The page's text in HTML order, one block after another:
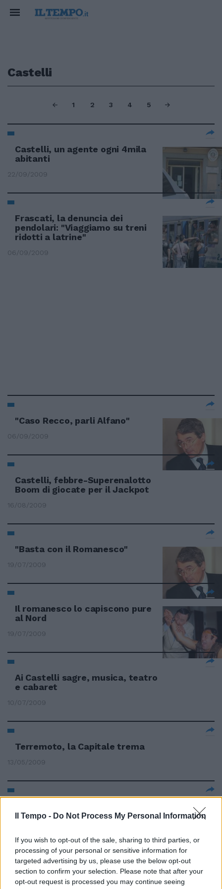
Il Tempo - Do Not Process My Personal Information
If you wish to opt-out of the sale, sharing to third parties, or
processing of your personal or sensitive information for
targeted advertising by us, please use the below opt-out
section to confirm your selection. Please note that after your
opt-out request is processed you may continue seeing
Castelli
1 2 3 4 5
Castelli, un agente ogni 4mila
abitanti
22/09/2009
Frascati, la denuncia dei
pendolari: "Viaggiamo su treni
ridotti a latrine"
06/09/2009
"Caso Recco, parli Alfano"
06/09/2009
Castelli, febbre-Superenalotto
Boom di giocate per il Jackpot
16/08/2009
"Basta con il Romanesco"
19/07/2009
Il romanesco lo capiscono pure
al Nord
19/07/2009
Ai Castelli sagre, musica, teatro
e cabaret
10/07/2009
Terremoto, la Capitale trema
13/05/2009
patroni
Ecco la nuova mappa sismica